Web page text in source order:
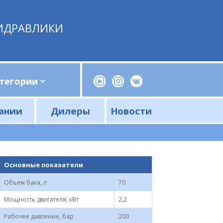
Дилеры Новости
Основные показатели
Объем бака, л
70
Мощность двигателя, кВт
2,2
Рабочее давление, бар
200